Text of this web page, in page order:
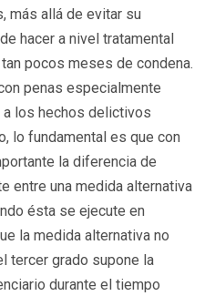
más allá de evitar su
hacer a nivel tratamental
pocos meses de condena.
penas especialmente
los hechos delictivos
lo fundamental es que con
la diferencia de
entre una medida alternativa
ésta se ejecute en
la medida alternativa no
tercer grado supone la
durante el tiempo